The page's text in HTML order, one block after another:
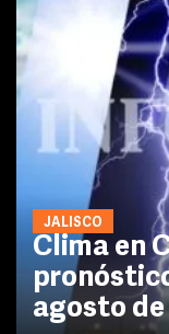
JALISCO
Clima en
agosto de